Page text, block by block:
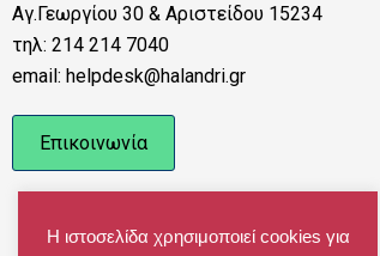
Αγ.Γεωργίου 30 & Αριστείδου 15234
τηλ: 214 214 7040
email: helpdesk@halandri.gr
Επικοινωνία
Η ιστοσελίδα χρησιμοποιεί cookies για